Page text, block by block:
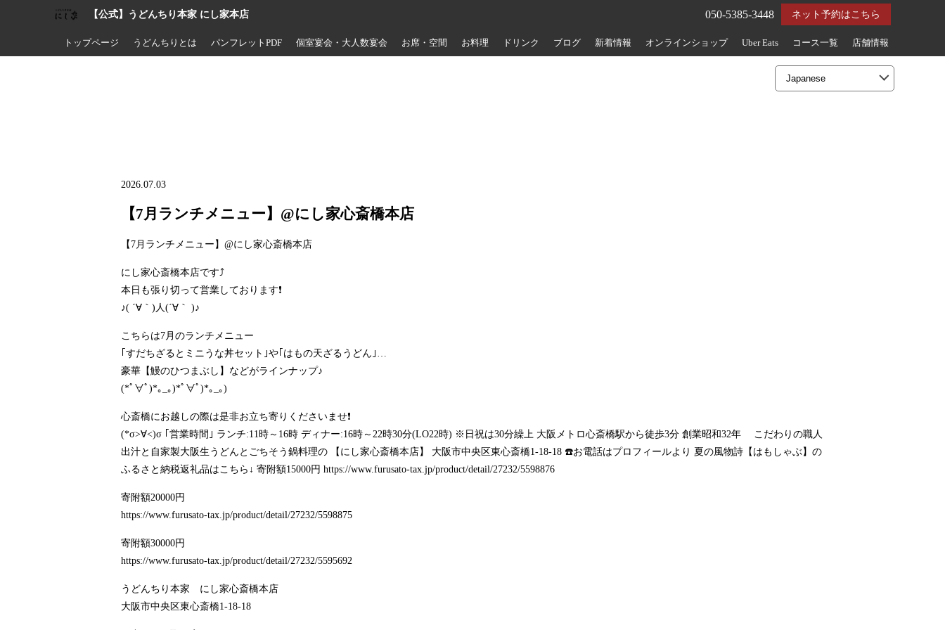
【公式】うどんちり本家 にし家本店 ネット予約はこちら
050-5385-3448
トップページ うどんちりとは パンフレットPDF 個室宴会・大人数宴会 お席・空間 お料理 ドリンク ブログ 新着情報 オンラインショップ Uber Eats コース一覧 店舗情報
2026.07.03
【7月ランチメニュー】@にし家心斎橋本店
【7月ランチメニュー】@にし家心斎橋本店
にし家心斎橋本店です⤴️
本日も張り切って営業しております❗
♪( ´∀｀)人(´∀｀ )♪
こちらは7月のランチメニュー
｢すだちざるとミニうな丼セット｣や｢はもの天ざるうどん｣…
豪華【鰻のひつまぶし】などがラインナップ♪
(*ﾟ∀ﾟ)*｡_｡)*ﾟ∀ﾟ)*｡_｡)
心斎橋にお越しの際は是非お立ち寄りくださいませ❗
(*σ>∀<)σ ｢営業時間｣ ランチ:11時～16時 ディナー:16時～22時30分(LO22時) ※日祝は30分繰上 大阪メトロ心斎橋駅から徒歩3分 創業昭和32年 こだわりの職人
出汁と自家製大阪生うどんとごちそう鍋料理の 【にし家心斎橋本店】 大阪市中央区東心斎橋1-18-18 ☎️お電話はプロフィールより 夏の風物詩【はもしゃぶ】の
ふるさと納税返礼品はこちら↓ 寄附額15000円 https://www.furusato-tax.jp/product/detail/27232/5598876
寄附額20000円
https://www.furusato-tax.jp/product/detail/27232/5598875
寄附額30000円
https://www.furusato-tax.jp/product/detail/27232/5595692
うどんちり本家 にし家心斎橋本店
大阪市中央区東心斎橋1-18-18